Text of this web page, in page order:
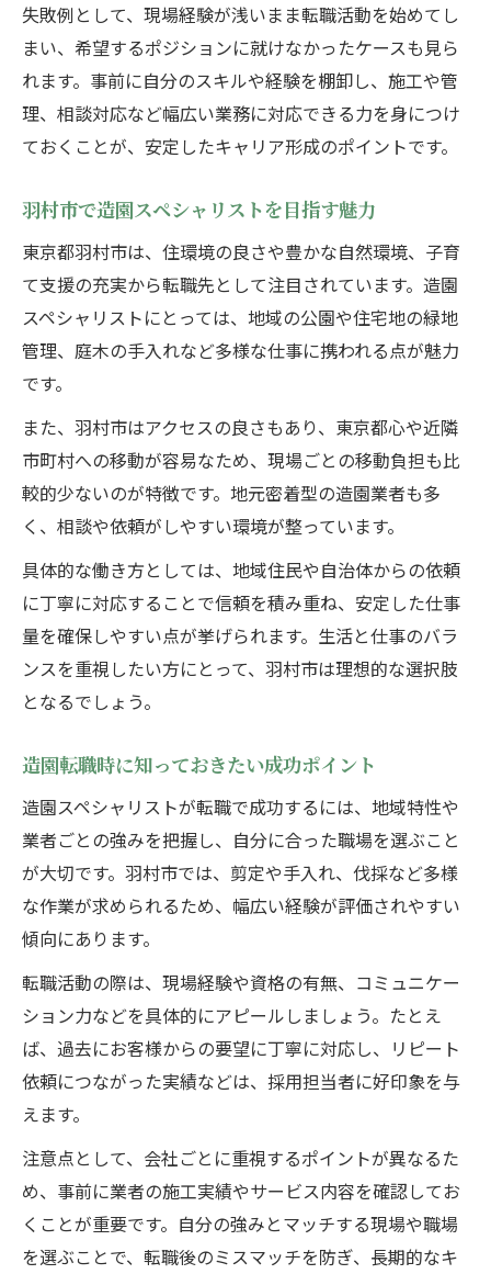
安定就職を目指すなら羽村市で造園の道
羽村市で造園就職を成功させるコツを紹介
造園分野で安定した収入を得る働き方とは
地域の造園企業で評価される人材になるに
造園スペシャリストの転職市場の現状と対
策
家族との共存を叶える造園キャリア戦略
緑心造園レビューから知る地域の造園事情
緑心造園レビューが伝える造園現場の実情
め
株式会社緑心イベントから学ぶ造園の魅力
造園スペシャリストが注目する企業の特徴
口コミから読み解く造園サービスの選び方
造園分野における働き方と将来の展望
造園分野の働き方改革と今後のトレンド
スペシャリスト視点で見る造園の未来像
持続可能な社会を支える造園の役割とは
な力
る影響
失敗例として、現場経験が浅いまま転職活動を始めてし
まい、希望するポジションに就けなかったケースも見ら
れます。事前に自分のスキルや経験を棚卸し、施工や管
理、相談対応など幅広い業務に対応できる力を身につけ
ておくことが、安定したキャリア形成のポイントです。
羽村市で造園スペシャリストを目指す魅力
東京都羽村市は、住環境の良さや豊かな自然環境、子育
て支援の充実から転職先として注目されています。造園
スペシャリストにとっては、地域の公園や住宅地の緑地
管理、庭木の手入れなど多様な仕事に携われる点が魅力
です。
また、羽村市はアクセスの良さもあり、東京都心や近隣
市町村への移動が容易なため、現場ごとの移動負担も比
較的少ないのが特徴です。地元密着型の造園業者も多
く、相談や依頼がしやすい環境が整っています。
具体的な働き方としては、地域住民や自治体からの依頼
に丁寧に対応することで信頼を積み重ね、安定した仕事
量を確保しやすい点が挙げられます。生活と仕事のバラ
ンスを重視したい方にとって、羽村市は理想的な選択肢
となるでしょう。
造園転職時に知っておきたい成功ポイント
造園スペシャリストが転職で成功するには、地域特性や
業者ごとの強みを把握し、自分に合った職場を選ぶこと
が大切です。羽村市では、剪定や手入れ、伐採など多様
な作業が求められるため、幅広い経験が評価されやすい
傾向にあります。
転職活動の際は、現場経験や資格の有無、コミュニケー
ション力などを具体的にアピールしましょう。たとえ
ば、過去にお客様からの要望に丁寧に対応し、リピート
依頼につながった実績などは、採用担当者に好印象を与
えます。
注意点として、会社ごとに重視するポイントが異なるた
め、事前に業者の施工実績やサービス内容を確認してお
くことが重要です。自分の強みとマッチする現場や職場
を選ぶことで、転職後のミスマッチを防ぎ、長期的なキ